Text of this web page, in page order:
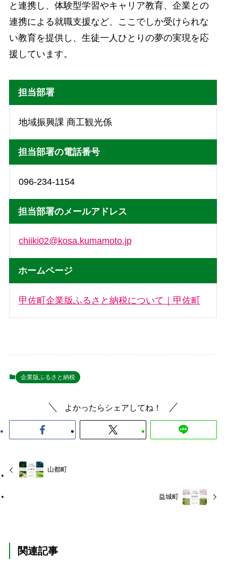
と連携し、体験型学習やキャリア教育、企業との
連携による就職支援など、ここでしか受けられな
い教育を提供し、生徒一人ひとりの夢の実現を応
援しています。
担当部署
地域振興課 商工観光係
担当部署の電話番号
096-234-1154
担当部署のメールアドレス
chiiki02@kosa.kumamoto.jp
ホームページ
甲佐町企業版ふるさと納税について｜甲佐町
企業版ふるさと納税
よかったらシェアしてね！
山都町
益城町
関連記事